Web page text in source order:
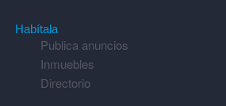
Habítala
Publica anuncios
Inmuebles
Directorio